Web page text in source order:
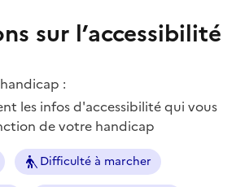
sur l’accessibilité
:
les infos d'accessibilité qui vous
de votre handicap
Difficulté à marcher